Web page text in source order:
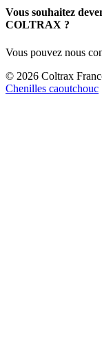
Vous souhaitez
COLTRAX ?
Vous pouvez nous
© 2026 Coltrax
Chenilles caoutchouc